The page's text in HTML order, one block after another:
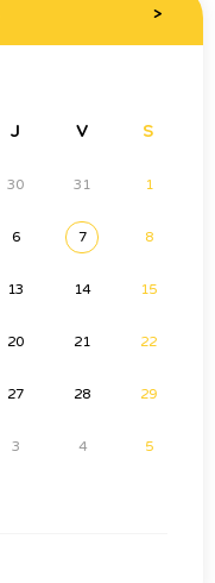
>
J V S
30 31 1
6 7 8
13 14 15
20 21 22
27 28 29
3 4 5